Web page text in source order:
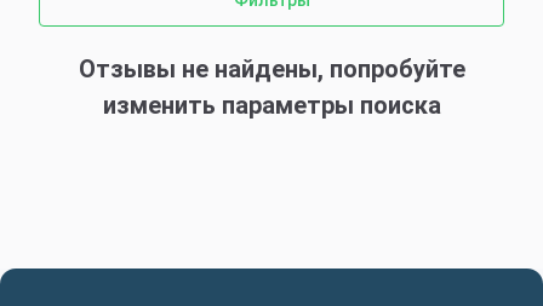
Отзывы не найдены, попробуйте
изменить параметры поиска